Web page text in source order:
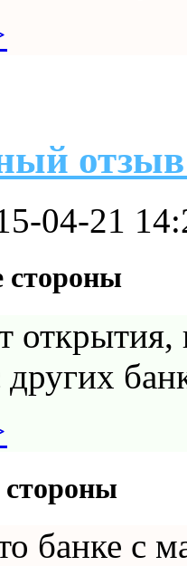
04-21
стороны
других
банке с